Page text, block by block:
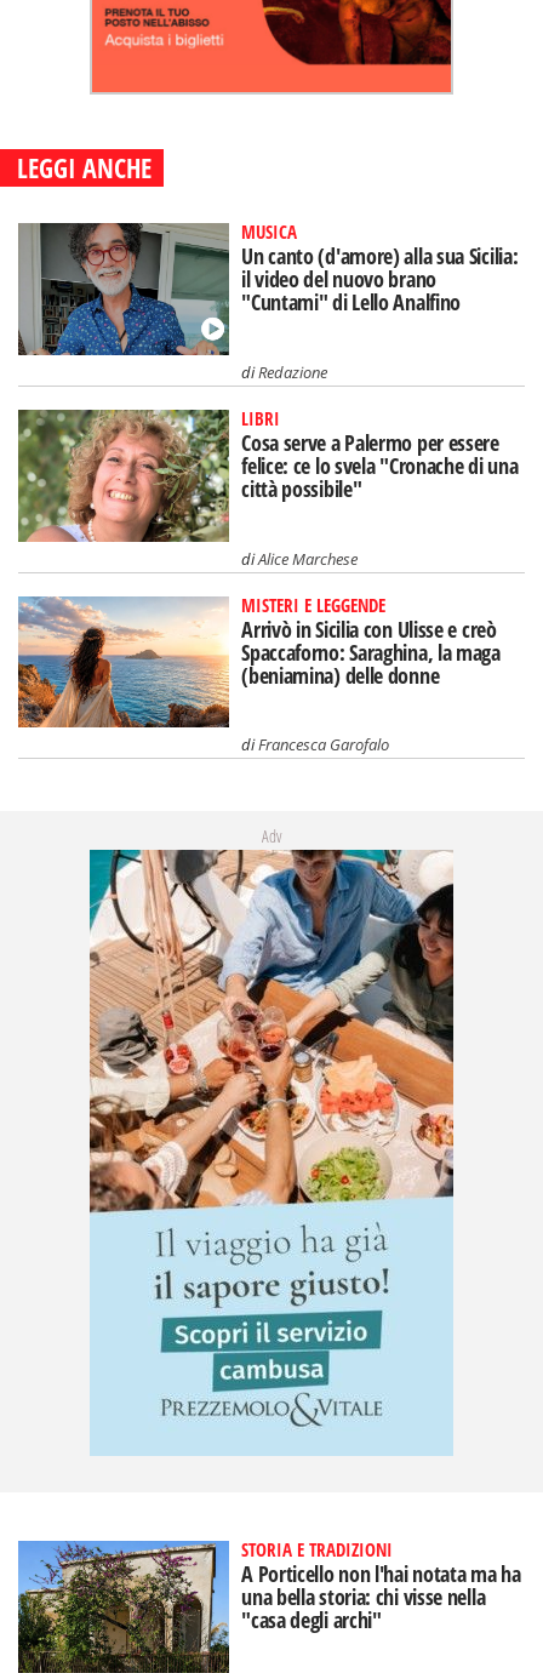
LEGGI ANCHE
MUSICA
Un canto (d'amore) alla sua Sicilia:
il video del nuovo brano
"Cuntami" di Lello Analfino
diRedazione
LIBRI
Cosa serve a Palermo per essere
felice: ce lo svela "Cronache di una
città possibile"
diAlice Marchese
MISTERI E LEGGENDE
Arrivò in Sicilia con Ulisse e creò
Spaccaforno: Saraghina, la maga
(beniamina) delle donne
diFrancesca Garofalo
Adv
STORIA E TRADIZIONI
A Porticello non l'hai notata ma ha
una bella storia: chi visse nella
"casa degli archi"